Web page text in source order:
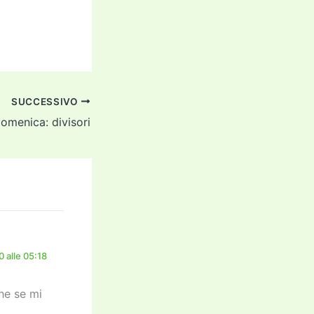
SUCCESSIVO
divisori
alle 05:18
se mi